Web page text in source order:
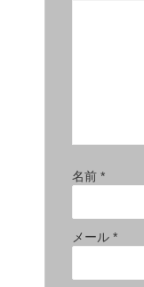
名前 *
メール *